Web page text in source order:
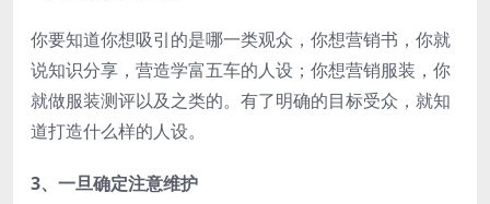
你要知道你想吸引的是哪一类观众，你想营销书，你就
说知识分享，营造学富五车的人设；你想营销服装，你
就做服装测评以及之类的。有了明确的目标受众，就知
道打造什么样的人设。
3、一旦确定注意维护